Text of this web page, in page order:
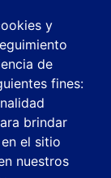
y
de
fines:
brindar
el sitio
nuestros